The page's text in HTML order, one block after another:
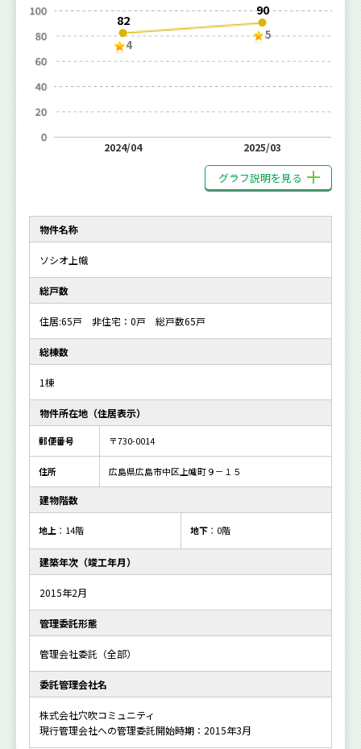
82
4
2024/04
90
5
2025/03
グラフ説明を見る
物件名称
ソシオ上幟
総戸数
住居:65戸 非住宅：0戸 総戸数65戸
総棟数
1棟
物件所在地（住居表示）
郵便番号 〒730-0014
住所 広島県広島市中区上幟町９－１５
建物階数
地上 ：14階 地下：0階
建築年次（竣工年月）
2015年2月
管理委託形態
管理会社委託（全部）
委託管理会社名
株式会社穴吹コミュニティ
現行管理会社への管理委託開始時期：2015年3月